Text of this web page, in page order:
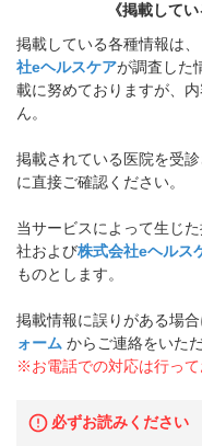
《掲載して
掲載している各種情報は
社eヘルスケアが調査した
載に努めておりますが、
ん。
掲載されている医院を受
に直接ご確認ください。
当サービスによって生じ
社および株式会社eヘルス
ものとします。
掲載情報に誤りがある場合
ォーム からご連絡をいた
※お電話での対応は行っ
必ずお読みください